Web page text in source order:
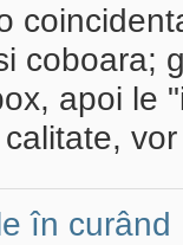
coboara;
apoi le
în curând